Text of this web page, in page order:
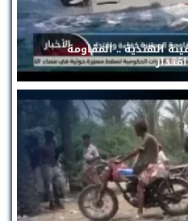
الهندية .. المقاومة